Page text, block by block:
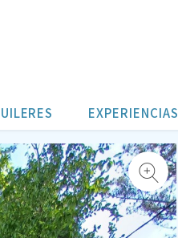
EXPERIENCIAS